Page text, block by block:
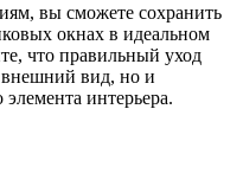
вы сможете сохранить
окнах в идеальном
что правильный уход
внешний вид, но и
интерьера.